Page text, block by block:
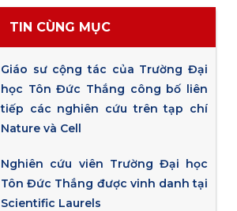
TIN CÙNG MỤC
Giáo sư cộng tác của Trường Đại
học Tôn Đức Thắng công bố liên
tiếp các nghiên cứu trên tạp chí
Nature và Cell
Nghiên cứu viên Trường Đại học
Tôn Đức Thắng được vinh danh tại
Scientific Laurels